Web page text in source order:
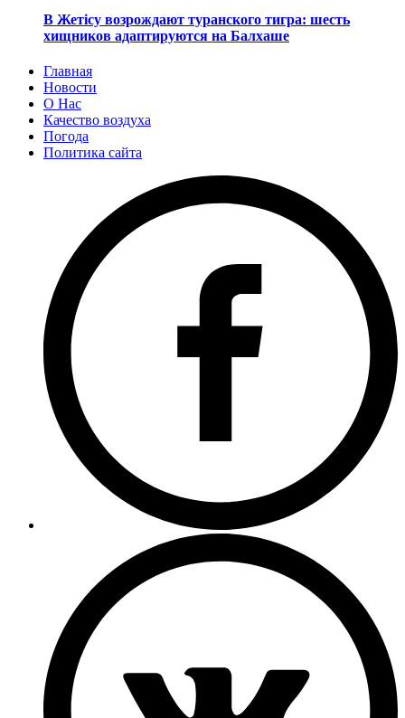
В Жетісу возрождают туранского тигра: шесть
хищников адаптируются на Балхаше
Главная
Новости
О Нас
Качество воздуха
Погода
Политика сайта